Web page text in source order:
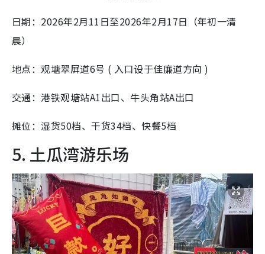
日期：2026年2月11日至2026年2月17日（年初一清
晨）
地点：观塘翠屏道6号 ( 入口设于佳廉道方向 )
交通：港铁观塘站A1出口、牛头角站A出口
摊位：湿货50档、干货34档、快餐5档
5. 土瓜湾游乐场